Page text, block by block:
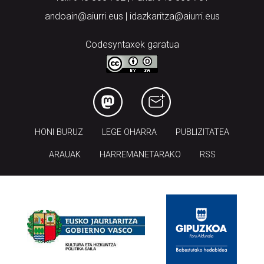
andoain@aiurri.eus | idazkaritza@aiurri.eus
Codesyntaxek garatua
HONI BURUZ LEGE OHARRA PUBLIZITATEA
ARAUAK HARREMANETARAKO RSS